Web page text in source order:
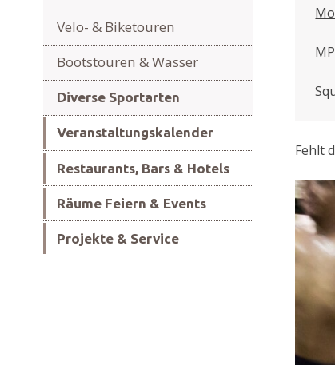
Velo- & Biketouren
Bootstouren & Wasser
Diverse Sportarten
Veranstaltungskalender
Restaurants, Bars & Hotels
Räume Feiern & Events
Projekte & Service
Fehlt